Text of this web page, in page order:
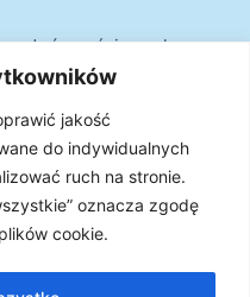
jakość
do indywidualnych
ruch na stronie.
oznacza zgodę
cookie.
równościowych